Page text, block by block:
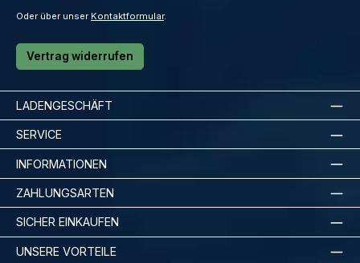
Oder über unser Kontaktformular.
Vertrag widerrufen
LADENGESCHÄFT
SERVICE
INFORMATIONEN
ZAHLUNGSARTEN
SICHER EINKAUFEN
UNSERE VORTEILE